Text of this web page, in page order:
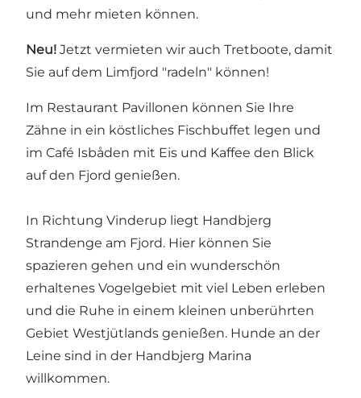
und mehr mieten können.
Neu! Jetzt vermieten wir auch Tretboote, damit
Sie auf dem Limfjord "radeln" können!
Im Restaurant Pavillonen können Sie Ihre
Zähne in ein köstliches Fischbuffet legen und
im Café Isbåden mit Eis und Kaffee den Blick
auf den Fjord genießen.
In Richtung Vinderup liegt Handbjerg
Strandenge am Fjord. Hier können Sie
spazieren gehen und ein wunderschön
erhaltenes Vogelgebiet mit viel Leben erleben
und die Ruhe in einem kleinen unberührten
Gebiet Westjütlands genießen. Hunde an der
Leine sind in der Handbjerg Marina
willkommen.